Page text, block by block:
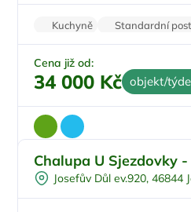
Pro majitele mazlíčků
Kuchyně Standardní
Nekuřácký objekt
Cena již od:
34 000 Kč objekt/
Pro cyklisty
Chalupa U Sjezdovky
Josefův Důl ev.920, 46844